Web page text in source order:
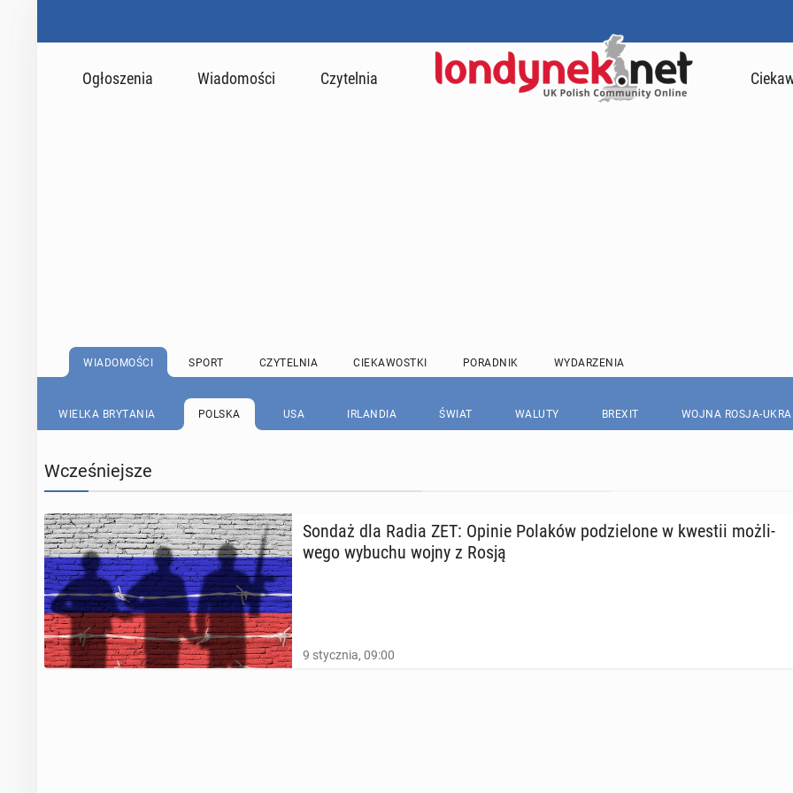
Ogłoszenia Wiadomości Czytelnia
WIADOMOŚCI SPORT CZYTELNIA CIEKAWOSTKI PORADNIK WYDARZENIA
WIELKA BRYTANIA POLSKA USA IRLANDIA ŚWIAT WALUTY BREXIT WOJNA ROSJA-
Wcześniejsze
Sondaż dla Radia ZET: Opinie Polaków po­dzie­lo­ne w kwestii moż­li­
we­go wybuchu wojny z Rosją
9 stycznia, 09:00